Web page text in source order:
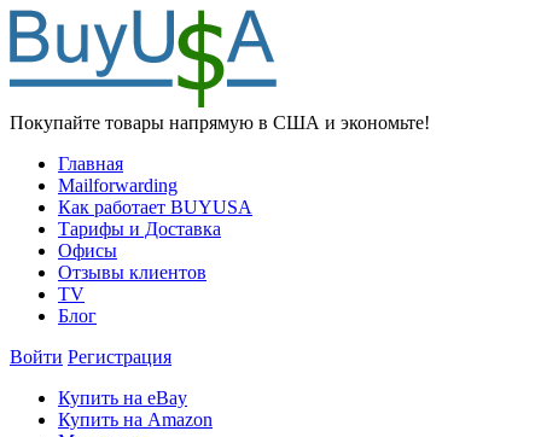
Покупайте товары напрямую в США и экономьте!
Главная
Mailforwarding
Как работает BUYUSA
Тарифы и Доставка
Офисы
Отзывы клиентов
TV
Блог
Войти Регистрация
Купить на eBay
Купить на Amazon